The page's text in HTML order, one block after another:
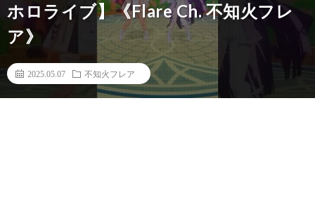
ホロライブ】《Flare Ch. 不知火フレ
ア》
2025.05.07 不知火フレア